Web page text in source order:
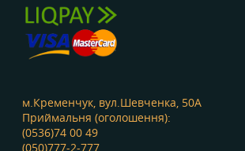
м.Кременчук, вул.Шевченка, 50А
Приймальня (оголошення):
(0536)74 00 49
(050)777-2-777